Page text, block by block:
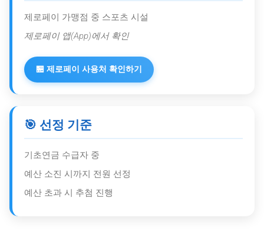
제로페이 가맹점 중 스포츠 시설
제로페이 앱(App)에서 확인
🏪 제로페이 사용처 확인하기
🎯 선정 기준
기초연금 수급자 중
예산 소진 시까지 전원 선정
예산 초과 시 추첨 진행